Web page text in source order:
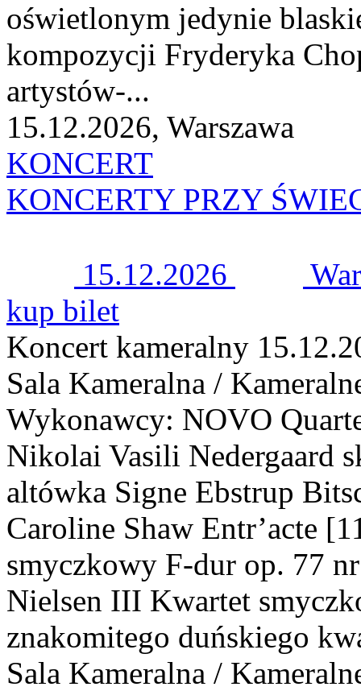
oświetlonym jedynie
kompozycji Fryderyka
artystów-...
15.12.2026, Warszawa
KONCERT
KONCERTY PRZY
15.12.2026
kup bilet
Koncert kameralny
Sala Kameralna /
Wykonawcy: NOVO
Nikolai Vasili Nedergaard
altówka Signe Ebstrup
Caroline Shaw Entr’acte
smyczkowy F-dur op. 77
Nielsen III Kwartet
znakomitego duńskiego
Sala Kameralna /